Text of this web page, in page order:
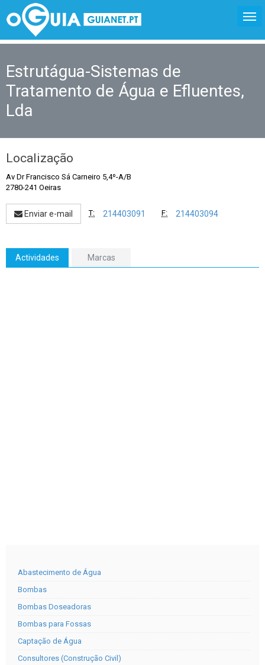
Estrutágua-Sistemas de
Tratamento de Água e Efluentes,
Lda
Localização
Av Dr Francisco Sá Carneiro 5,4º-A/B
2780-241 Oeiras
Enviar e-mail T: 214403091 F: 214403094
Actividades Marcas
Abastecimento de Água
Bombas
Bombas Doseadoras
Bombas para Fossas
Captação de Água
Consultores (Construção Civil)